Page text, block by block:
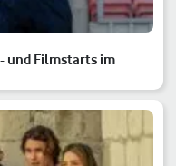
und Filmstarts im